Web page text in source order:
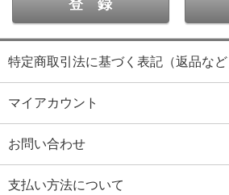
特定商取引法に基づく表記（返品など
マイアカウント
お問い合わせ
支払い方法について